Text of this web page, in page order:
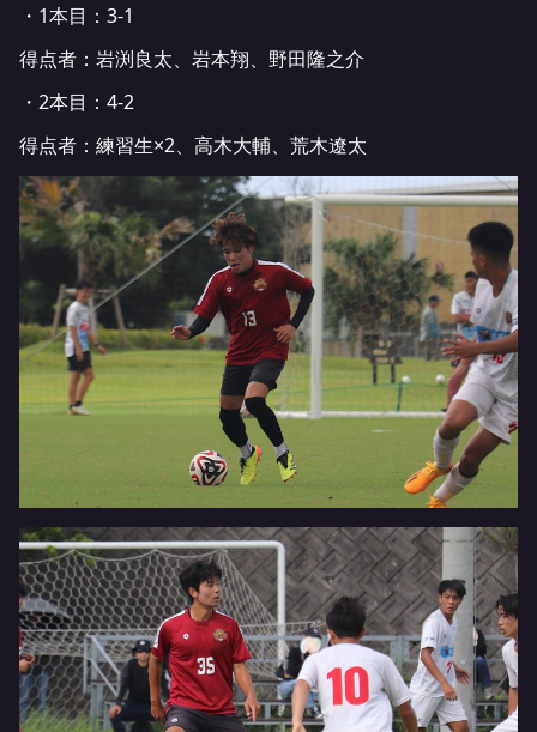
・1本目：3-1
得点者：岩渕良太、岩本翔、野田隆之介
・2本目：4-2
得点者：練習生×2、高木大輔、荒木遼太